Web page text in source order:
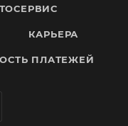
КАРЬЕРА
ПЛАТЕЖЕЙ